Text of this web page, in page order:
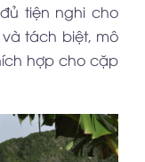
tiện nghi cho
tách biệt, mô
hợp cho cặp